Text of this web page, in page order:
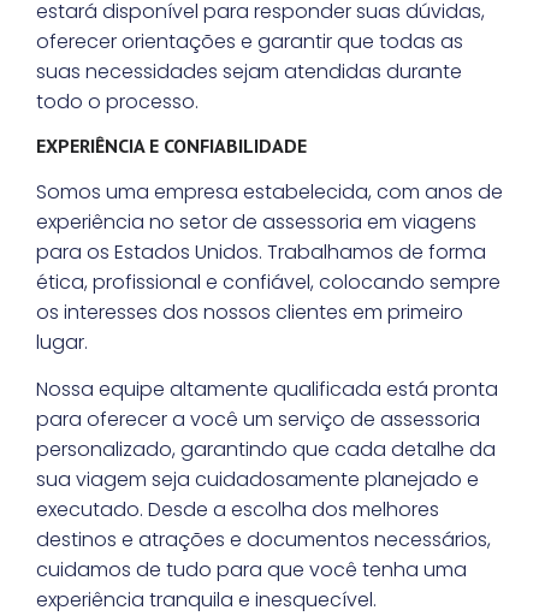
estará disponível para responder suas dúvidas,
oferecer orientações e garantir que todas as
suas necessidades sejam atendidas durante
todo o processo.
EXPERIÊNCIA E CONFIABILIDADE
Somos uma empresa estabelecida, com anos de
experiência no setor de assessoria em viagens
para os Estados Unidos. Trabalhamos de forma
ética, profissional e confiável, colocando sempre
os interesses dos nossos clientes em primeiro
lugar.
Nossa equipe altamente qualificada está pronta
para oferecer a você um serviço de assessoria
personalizado, garantindo que cada detalhe da
sua viagem seja cuidadosamente planejado e
executado. Desde a escolha dos melhores
destinos e atrações e documentos necessários,
cuidamos de tudo para que você tenha uma
experiência tranquila e inesquecível.